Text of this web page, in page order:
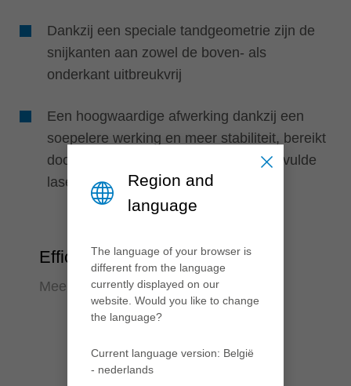
Dankzij een speciale tandgeometrie zijn de
snijkanten aan zowel de boven- als
onderkant uitbreukvrij
Een hoogwaardige afwerking dankzij een
soepelere werking en meer stabiliteit, bereikt
door het gebruik van met kunststof gevulde
laserornamenten
Efficiëntie
Meer resultaat, minder inspanning
Region and
language
The language of your browser is
different from the language
currently displayed on our
website. Would you like to change
the language?
Current language version: België
- nederlands